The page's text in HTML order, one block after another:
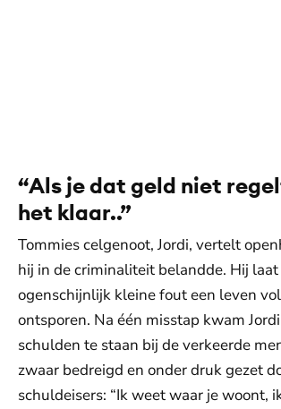
“Als je dat geld niet
het klaar..”
Tommies celgenoot, Jordi, vertelt
hij in de criminaliteit belandde. Hij laat
ogenschijnlijk kleine fout een leven
ontsporen. Na één misstap kwam
schulden te staan bij de verkeerde
zwaar bedreigd en onder druk gezet
schuldeisers: “Ik weet waar je woont,